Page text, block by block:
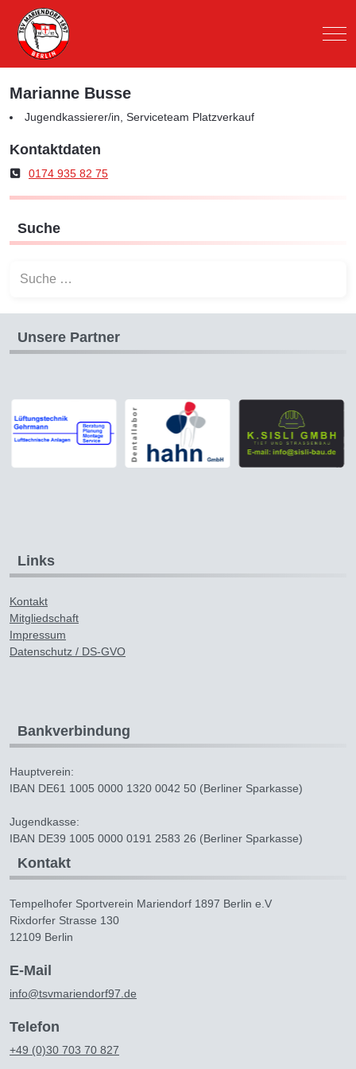
Marianne Busse
Jugendkassierer/in, Serviceteam Platzverkauf
Kontaktdaten
Telefon
0174 935 82 75
Suche
Unsere Partner
Links
Kontakt
Mitgliedschaft
Impressum
Datenschutz / DS-GVO
Bankverbindung
Hauptverein:
IBAN DE61 1005 0000 1320 0042 50 (Berliner Sparkasse)
Jugendkasse:
IBAN DE39 1005 0000 0191 2583 26 (Berliner Sparkasse)
Kontakt
Tempelhofer Sportverein Mariendorf 1897 Berlin e.V
Rixdorfer Strasse 130
12109 Berlin
E-Mail
info@tsvmariendorf97.de
Telefon
+49 (0)30 703 70 827